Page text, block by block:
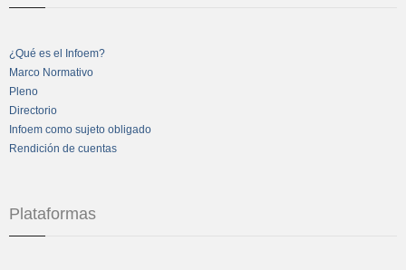
¿Qué es el Infoem?
Marco Normativo
Pleno
Directorio
Infoem como sujeto obligado
Rendición de cuentas
Plataformas